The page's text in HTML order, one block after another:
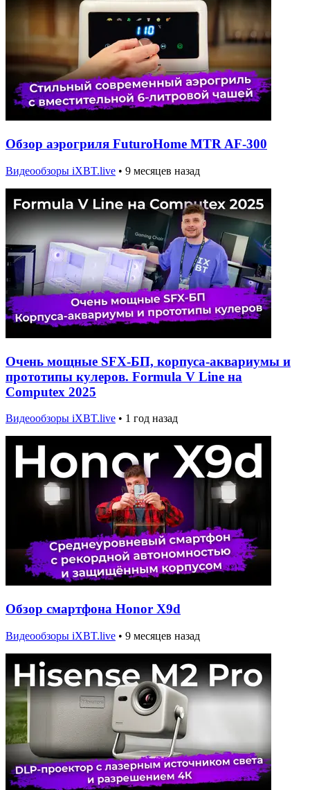
Обзор аэрогриля FuturoHome MTR AF-300
Видеообзоры iXBT.live • 9 месяцев назад
Очень мощные SFX-БП, корпуса-аквариумы и
прототипы кулеров. Formula V Line на
Computex 2025
Видеообзоры iXBT.live • 1 год назад
Обзор смартфона Honor X9d
Видеообзоры iXBT.live • 9 месяцев назад